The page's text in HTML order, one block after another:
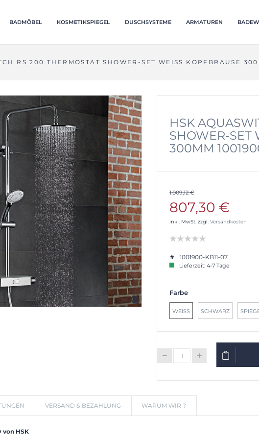
BADMÖBEL KOSMETIKSPIEGEL DUSCHSYSTEME ARMATUREN
RS 200 THERMOSTAT SHOWER-SET WEISS KOPFBRAUSE
HSK
SHOWER-SET
00MM
1.009,12 €
807,30 €
inkl. MwSt. zzgl. Versandkosten
1001900-KB11-07
Lieferzeit: 4-7 Tage
Farbe
WEISS SCHWARZ
VERSAND & BEZAHLUNG WARUM WIR ?
von HSK